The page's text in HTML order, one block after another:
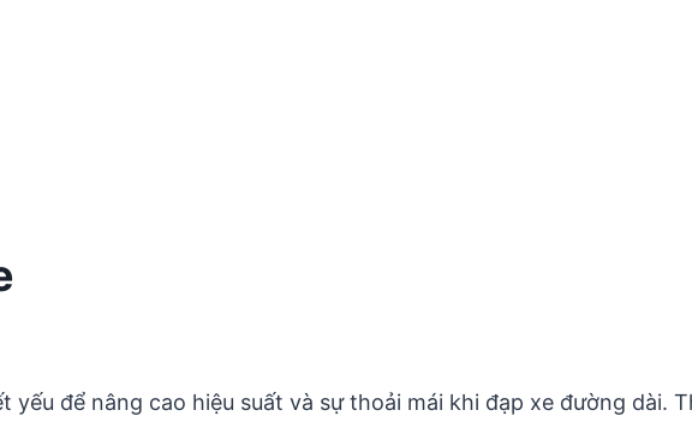
yếu để nâng cao hiệu suất và sự thoải mái khi đạp xe đường dài.